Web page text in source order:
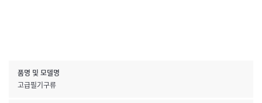
품명 및 모델명
고급필기구류